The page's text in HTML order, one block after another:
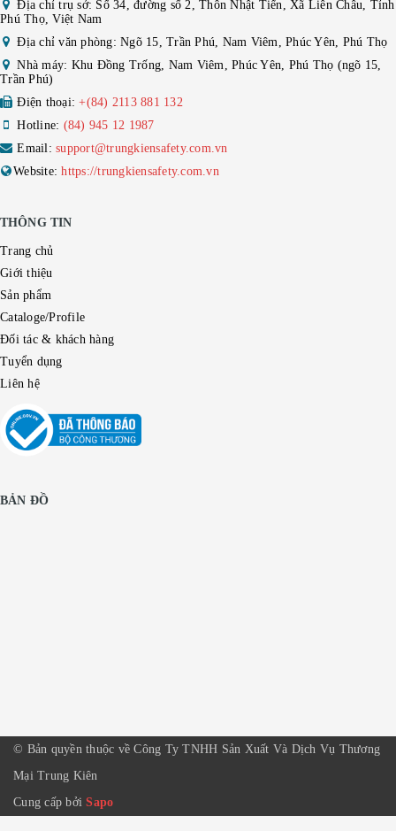
Địa chỉ trụ sở: Số 34, đường số 2, Thôn Nhật Tiến, Xã Liên Châu, Tỉnh
Phú Thọ, Việt Nam
Địa chỉ văn phòng: Ngõ 15, Trần Phú, Nam Viêm, Phúc Yên, Phú Thọ
Nhà máy: Khu Đồng Trống, Nam Viêm, Phúc Yên, Phú Thọ (ngõ 15,
Trần Phú)
Điện thoại:+(84) 2113 881 132
Hotline: (84) 945 12 1987
Email: support@trungkiensafety.com.vn
Website:https://trungkiensafety.com.vn
THÔNG TIN
Trang chủ
Giới thiệu
Sản phẩm
Cataloge/Profile
Đối tác & khách hàng
Tuyển dụng
Liên hệ
BẢN ĐỒ
© Bản quyền thuộc về Công Ty TNHH Sản Xuất Và Dịch Vụ Thương
Mại Trung Kiên
Cung cấp bởiSapo